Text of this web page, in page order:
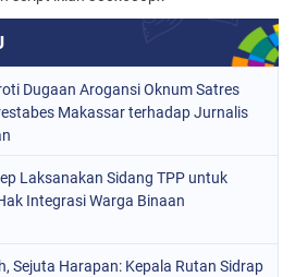
Dugaan Arogansi Oknum Satres
Makassar terhadap Jurnalis
Laksanakan Sidang TPP untuk
Integrasi Warga Binaan
Sejuta Harapan: Kepala Rutan Sidrap